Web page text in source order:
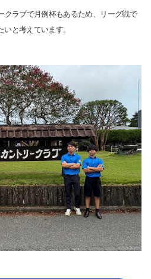
クラブで月例杯もあるため、リーグ戦で
と考えています。